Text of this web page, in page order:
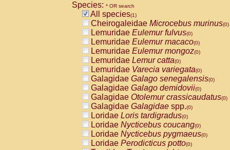
CebidaeCebus capucinus
CebidaeCebus nigrivittatus
CebidaeCebus spp.(0)
CebidaeSaimiri boliviensis(0)
CebidaeSaimiri sciureus(0)
AtelidaeAlouatta caraya(0)
AtelidaeAlouatta fusca(0)
AtelidaeAlouatta seniculus(0)
AtelidaeAlouattaspp.(0)
AtelidaeAteles belzebuth(0)
AtelidaeAteles geoffroyi(0)
AtelidaeAteles paniscus(0)
AtelidaeAtelesspp.(0)
AtelidaeLagothrix lagothricha(0)
AtelidaeLagothrix lagothricha cana
PitheciidaeCacajao calvus
Species: * OR search
All species(1)
Cheirogaleidae Microcebus murinus(0)
Lemuridae Eulemur fulvus(0)
Lemuridae Eulemur macaco(0)
Lemuridae Eulemur mongoz(0)
Lemuridae Lemur catta(0)
Lemuridae Varecia variegata(0)
Galagidae Galago senegalensis(0)
Galagidae Galago demidovii(0)
Galagidae Otolemur crassicaudatus(0)
Galagidae Galagidae spp.(0)
Loridae Loris tardigradus(0)
Loridae Nycticebus coucang(0)
Loridae Nycticebus pygmaeus(0)
Loridae Perodicticus potto(0)